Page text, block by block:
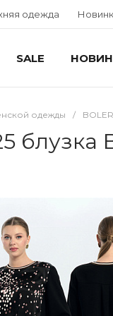
одежда
SALE
одежды /
блузка